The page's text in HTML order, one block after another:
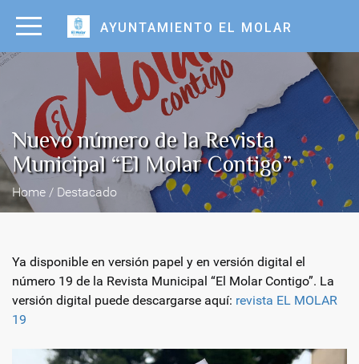
AYUNTAMIENTO EL MOLAR
Nuevo número de la Revista
Municipal “El Molar Contigo”
Home / Destacado
Ya disponible en versión papel y en versión digital el
número 19 de la Revista Municipal “El Molar Contigo”. La
versión digital puede descargarse aquí: revista EL MOLAR
19